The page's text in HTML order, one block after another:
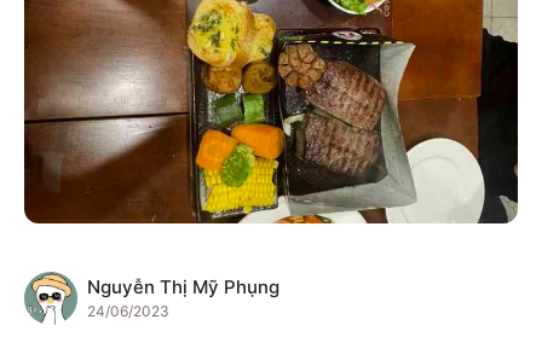
N Nguyễn Thị Mỹ Phụng
24/06/2023